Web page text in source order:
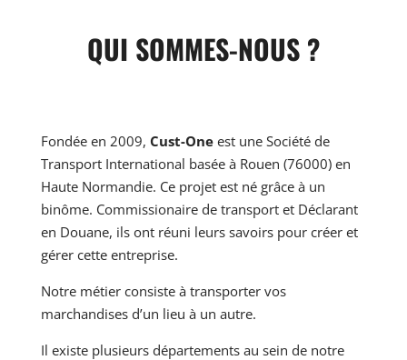
QUI SOMMES-NOUS ?
Fondée en 2009, Cust-Oneest une Société de
Transport International basée à Rouen (76000) en
Haute Normandie. Ce projet est né grâce à un
binôme. Commissionaire de transport et Déclarant
en Douane, ils ont réuni leurs savoirs pour créer et
gérer cette entreprise.
Notre métier consiste à transporter vos
marchandises d’un lieu à un autre.
Il existe plusieurs départements au sein de notre